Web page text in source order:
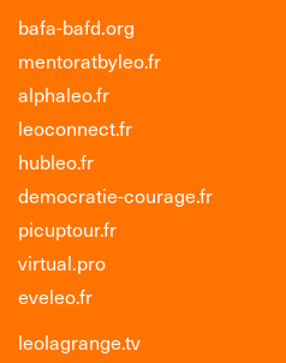
bafa-bafd.org
mentoratbyleo.fr
alphaleo.fr
leoconnect.fr
hubleo.fr
democratie-courage.fr
picuptour.fr
virtual.pro
eveleo.fr
leolagrange.tv